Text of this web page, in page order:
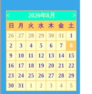
< 2026年8月 >
日 月 火 水 木 金
土
26
27 28 29 30 31
1
2
3 4 5 6 7
8
9
10 11 12 13 14
15
16
17 18 19 20 21
22
23
24 25 26 27 28
29
30
31 1 2 3 4 5